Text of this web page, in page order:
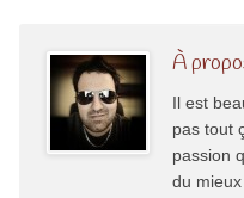
À
Il est
pas tout
passion
du